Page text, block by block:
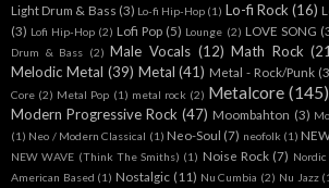
Light Drum & Bass (3) Lo-fi Hip-Hop (1) Lo-fi Rock (16)
(3) Lofi Hip-Hop (2) Lofi Pop (5) Lounge (2) LOVE SONG
Drum & Bass (2) Male Vocals (12) Math Rock
Melodic Metal (39) Metal (41) Metal - Rock/Punk
Core (2) Metal Pop (1) metal rock (2) Metalcore (145)
Modern Progressive Rock (47) Moombahton (3)
(1) Neo / Modern Classical (1) Neo-Soul (7) neofolk (1)
NEW WAVE (Think The Smiths) (1) Noise Rock (7) Nordic
American Based (1) Nostalgic (11) Nu Cumbia (2) Nu Jazz